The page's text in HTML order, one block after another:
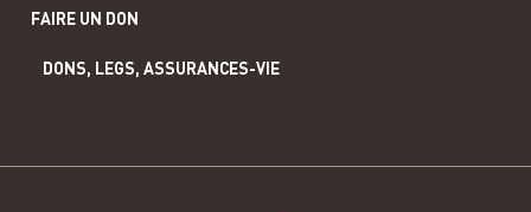
FAIRE UN DON
DONS, LEGS, ASSURANCES-VIE